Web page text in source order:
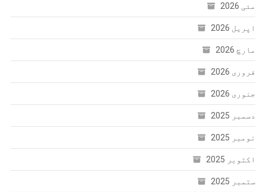
مئی 2026
اپریل 2026
مارچ 2026
فروری 2026
جنوری 2026
دسمبر 2025
نومبر 2025
اکتوبر 2025
ستمبر 2025